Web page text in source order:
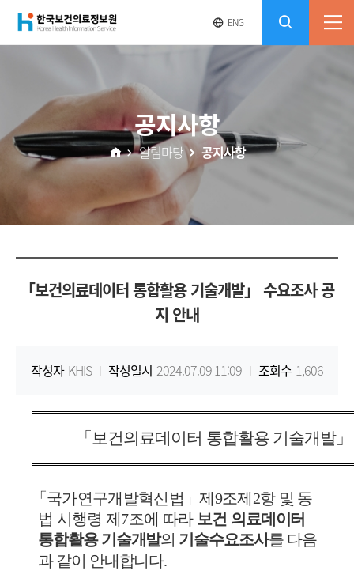
(재)
보
건
의
료
보
Korea
Health
Information
Service
ENG영
사
기
전
기
전
체
공지사항
알림마당 공지사항
「보건의료데이터 통합활용 기술개발」 수요조사 공
지 안내
작성자 KHIS 작성일시 2024.07.09 11:09 조회수 1,606
「 보건의료데이터 통합활용 기술개발
「 국가연구개발혁신법 」제 9조제 2항 및 동
법 시행령 제 7조에 따라 보건 의료데이터
통합활용 기술개발의 기술수요조사를 다음
과 같이 안내합니다.